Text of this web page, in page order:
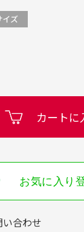
カートに
お気に入り